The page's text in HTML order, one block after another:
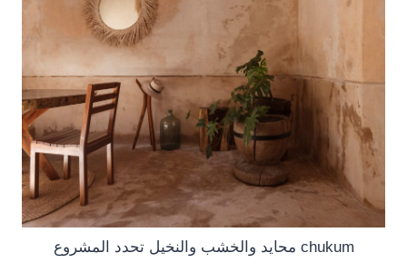
chukum محايد والخشب والنخيل تحدد المشروع